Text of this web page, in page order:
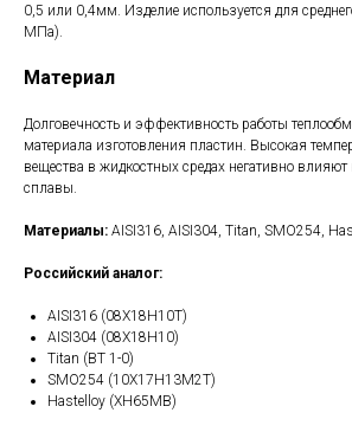
0,5 или 0,4мм. Изделие используется для
МПа).
Материал
Долговечность и эффективность работы
материала изготовления пластин. Высокая
вещества в жидкостных средах негативно влияют
сплавы.
Материалы: AISI316, AISI304, Titan, SMO254,
Российский аналог:
AISI316 (08Х18Н10Т)
AISI304 (08Х18Н10)
Titan (ВТ 1-0)
SMO254 (10Х17Н13М2Т)
Hastelloy (ХН65МВ)